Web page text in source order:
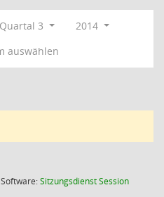
Quartal 3
2014
auswählen
Software:SitzungsdienstSession(Wird in